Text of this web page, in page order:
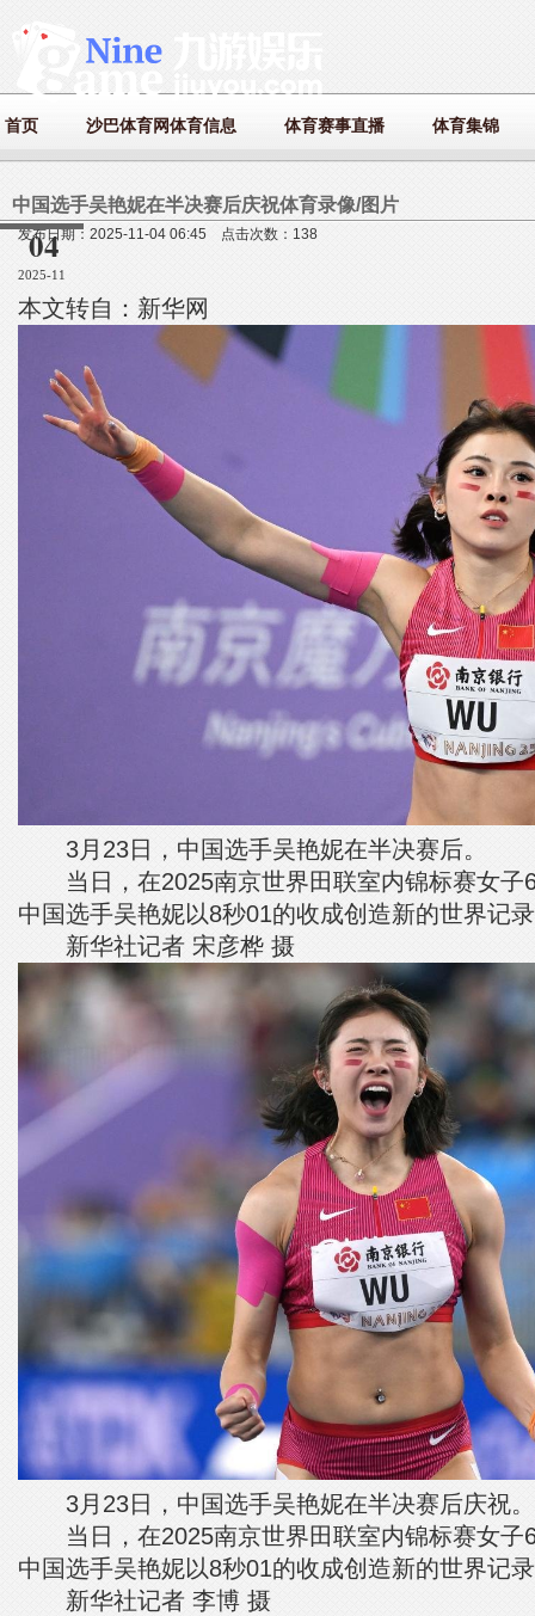
首页 沙巴体育网体育信息 体育赛事直播 体育集锦
04
2025-11
中国选手吴艳妮在半决赛后庆祝体育录像/图片
发布日期：2025-11-04 06:45 点击次数：138
本文转自：新华网
3月23日，中国选手吴艳妮在半决赛后。
当日，在2025南京世界田联室内锦标赛女子
中国选手吴艳妮以8秒01的收成创造新的世界记
新华社记者 宋彦桦 摄
3月23日，中国选手吴艳妮在半决赛后庆祝。
当日，在2025南京世界田联室内锦标赛女子
中国选手吴艳妮以8秒01的收成创造新的世界记
新华社记者 李博 摄